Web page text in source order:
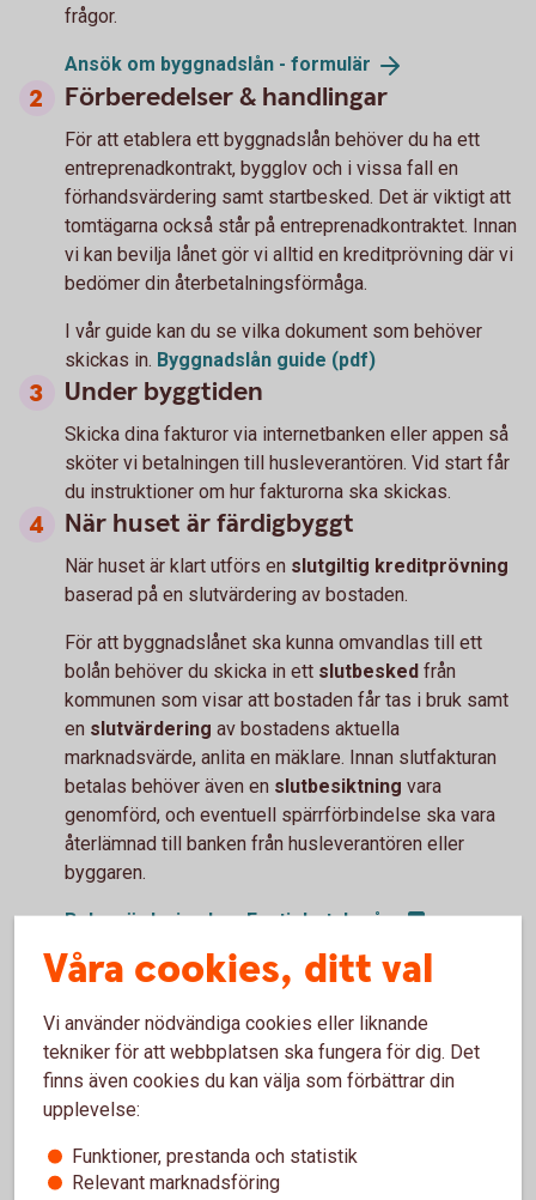
frågor.
Ansök om byggnadslån - formulär
Förberedelser & handlingar
För att etablera ett byggnadslån behöver du ha ett
entreprenadkontrakt, bygglov och i vissa fall en
förhandsvärdering samt startbesked. Det är viktigt att
tomtägarna också står på entreprenadkontraktet. Innan
vi kan bevilja lånet gör vi alltid en kreditprövning där vi
bedömer din återbetalningsförmåga.
I vår guide kan du se vilka dokument som behöver
skickas in. Byggnadslån guide (pdf)
Under byggtiden
Skicka dina fakturor via internetbanken eller appen så
sköter vi betalningen till husleverantören. Vid start får
du instruktioner om hur fakturorna ska skickas.
När huset är färdigbyggt
När huset är klart utförs en slutgiltig kreditprövning
baserad på en slutvärdering av bostaden.
För att byggnadslånet ska kunna omvandlas till ett
bolån behöver du skicka in ett slutbesked från
kommunen som visar att bostaden får tas i bruk samt
en slutvärdering av bostadens aktuella
marknadsvärde, anlita en mäklare. Innan slutfakturan
betalas behöver även en slutbesiktning vara
genomförd, och eventuell spärrförbindelse ska vara
återlämnad till banken från husleverantören eller
byggaren.
Boka värdering hosFastighetsbyrån
Behöver du juridisk vägledning?
FamiljensJurister
När alla dokument är klara kontaktar du oss via
internetbanken eller appen så hjälper våra rådgivare
byggnadslånet omvandlas till ett bolån upp till 90 % av
bostadens värde, med möjlighet att ansöka om
Våra cookies, ditt val
Vi använder nödvändiga cookies eller liknande
tekniker för att webbplatsen ska fungera för dig. Det
finns även cookies du kan välja som förbättrar din
upplevelse:
Funktioner, prestanda och statistik
Relevant marknadsföring